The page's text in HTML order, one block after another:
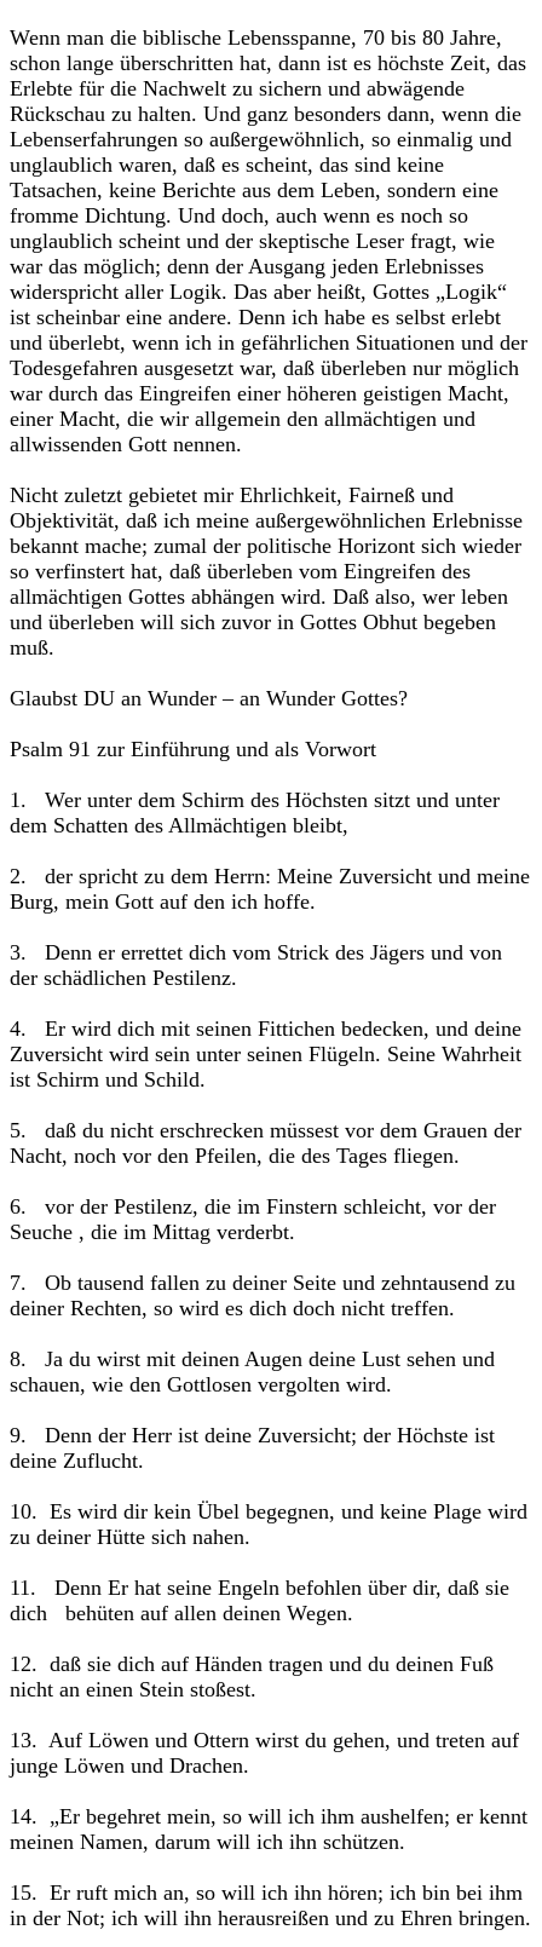
Wenn man die biblische Lebensspanne, 70 bis 80 Jahre,
schon lange überschritten hat, dann ist es höchste Zeit, das
Erlebte für die Nachwelt zu sichern und abwägende
Rückschau zu halten. Und ganz besonders dann, wenn die
Lebenserfahrungen so außergewöhnlich, so einmalig und
unglaublich waren, daß es scheint, das sind keine
Tatsachen, keine Be­richte aus dem Leben, sondern eine
fromme Dichtung. Und doch, auch wenn es noch so
unglaublich scheint und der skeptische Leser fragt, wie
war das möglich; denn der Ausgang jeden Erlebnisses
widerspricht aller Logik. Das aber heißt, Gottes „Logik“
ist scheinbar eine andere. Denn ich habe es selbst erlebt
und überlebt, wenn ich in gefährlichen Situa­tionen und der
Todesgefahren ausgesetzt war, daß überleben nur möglich
war durch das Eingreifen einer höheren geistigen Macht,
einer Macht, die wir allgemein den allmächtigen und
allwissenden Gott nennen.
Nicht zuletzt gebietet mir Ehrlichkeit, Fairneß und
Objektivität, daß ich meine außergewöhnlichen Erlebnisse
bekannt mache; zumal der poli­tische Horizont sich wieder
so verfinstert hat, daß überleben vom Ein­greifen des
allmächtigen Gottes abhängen wird. Daß also, wer leben
und überleben will sich zuvor in Gottes Obhut begeben
muß.
Glaubst DU an Wunder – an Wunder Gottes?
Psalm 91 zur Einführung und als Vorwort
1. Wer unter dem Schirm des Höchsten sitzt und unter
dem Schatten des Allmächtigen bleibt,
2. der spricht zu dem Herrn: Meine Zuversicht und meine
Burg, mein Gott auf den ich hoffe.
3. Denn er errettet dich vom Strick des Jägers und von
der schädlichen Pestilenz.
4. Er wird dich mit seinen Fittichen bedecken, und deine
Zuversicht wird sein unter seinen Flügeln. Seine Wahrheit
ist Schirm und Schild.
5. daß du nicht erschrecken müssest vor dem Grauen der
Nacht, noch vor den Pfeilen, die des Tages fliegen.
6. vor der Pestilenz, die im Finstern schleicht, vor der
Seuche , die im Mittag verderbt.
7. Ob tausend fallen zu deiner Seite und zehntausend zu
deiner Rechten, so wird es dich doch nicht treffen.
8. Ja du wirst mit deinen Augen deine Lust sehen und
schauen, wie den Gottlosen vergolten wird.
9. Denn der Herr ist deine Zuversicht; der Höchste ist
deine Zuflucht.
10. Es wird dir kein Übel begegnen, und keine Plage wird
zu deiner Hütte sich nahen.
11. Denn Er hat seine Engeln befohlen über dir, daß sie
dich behüten auf allen deinen Wegen.
12. daß sie dich auf Händen tragen und du deinen Fuß
nicht an einen Stein stoßest.
13. Auf Löwen und Ottern wirst du gehen, und treten auf
junge Löwen und Drachen.
14. „Er begehret mein, so will ich ihm aushelfen; er kennt
meinen Namen, darum will ich ihn schützen.
15. Er ruft mich an, so will ich ihn hören; ich bin bei ihm
in der Not; ich will ihn herausreißen und zu Ehren bringen.